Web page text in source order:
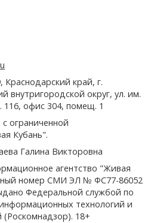
край, г.
внутригородской округ, ул. им.
116, офис 304, помещ. 1
ограниченной
Кубань".
Галина Викторовна
агентство "Живая
номер СМИ ЭЛ № ФС77-86052
Федеральной службой по
технологий и
18+